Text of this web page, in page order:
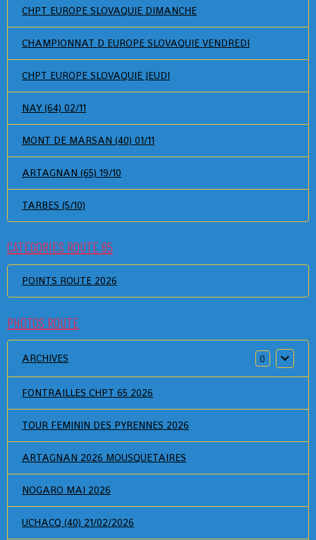
CHPT EUROPE SLOVAQUIE DIMANCHE
CHAMPIONNAT D EUROPE SLOVAQUIE VENDREDI
CHPT EUROPE SLOVAQUIE JEUDI
NAY (64) 02/11
MONT DE MARSAN (40) 01/11
ARTAGNAN (65) 19/10
TARBES (5/10)
CATEGORIES ROUTE 65
POINTS ROUTE 2026
PHOTOS ROUTE
ARCHIVES 0
FONTRAILLES CHPT 65 2026
TOUR FEMININ DES PYRENNES 2026
ARTAGNAN 2026 MOUSQUETAIRES
NOGARO MAI 2026
UCHACQ (40) 21/02/2026